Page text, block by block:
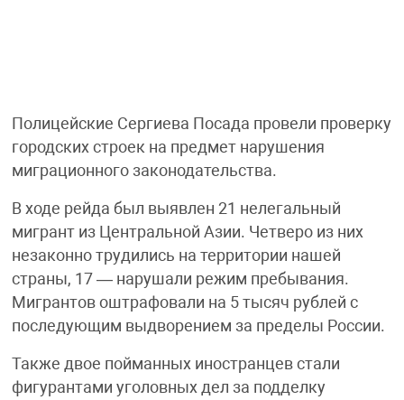
Полицейские Сергиева Посада провели проверку
городских строек на предмет нарушения
миграционного законодательства.
В ходе рейда был выявлен 21 нелегальный
мигрант из Центральной Азии. Четверо из них
незаконно трудились на территории нашей
страны, 17 — нарушали режим пребывания.
Мигрантов оштрафовали на 5 тысяч рублей с
последующим выдворением за пределы России.
Также двое пойманных иностранцев стали
фигурантами уголовных дел за подделку